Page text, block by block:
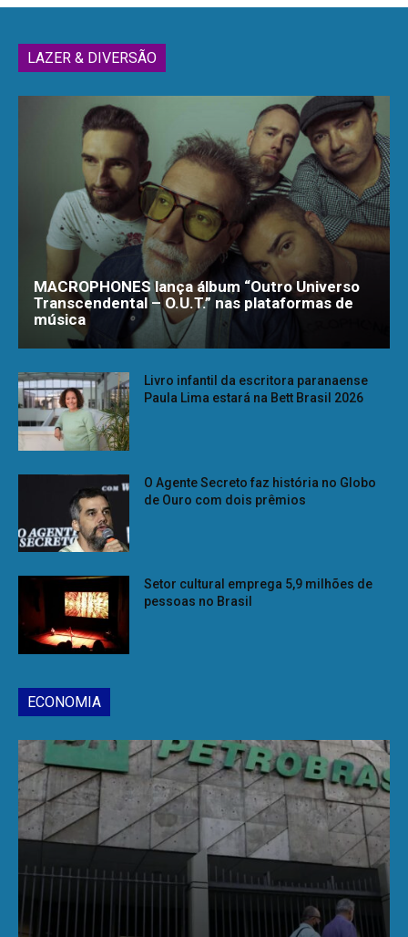
LAZER & DIVERSÃO
MACROPHONES lança álbum “Outro Universo
Transcendental – O.U.T.” nas plataformas de
música
Livro infantil da escritora paranaense
Paula Lima estará na Bett Brasil 2026
O Agente Secreto faz história no Globo
de Ouro com dois prêmios
Setor cultural emprega 5,9 milhões de
pessoas no Brasil
ECONOMIA